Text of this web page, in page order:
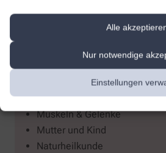
Alle
Nur notwendige
Einstellungen
Arzneimitteln
Kompressionstherapie
Medizinische Hautpflege
Muskeln & Gelenke
Mutter und Kind
Naturheilkunde